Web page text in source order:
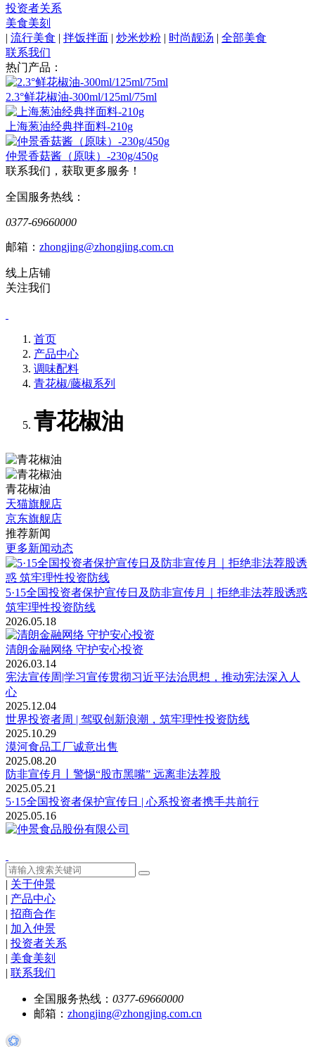
投资者关系
美食美刻
| 流行美食 | 拌饭拌面 | 炒米炒粉 | 时尚靓汤 | 全部美食
联系我们
热门产品：
2.3°鲜花椒油-300ml/125ml/75ml
上海葱油经典拌面料-210g
仲景香菇酱（原味）-230g/450g
联系我们，获取更多服务！
全国服务热线：
0377-69660000
邮箱： zhongjing@zhongjing.com.cn
线上店铺
关注我们
首页
产品中心
调味配料
青花椒/藤椒系列
青花椒油
青花椒油
天猫旗舰店
京东旗舰店
推荐新闻
更多新闻动态
5·15全国投资者保护宣传日及防非宣传月｜拒绝非法荐股诱惑
筑牢理性投资防线
2026.05.18
清朗金融网络 守护安心投资
2026.03.14
宪法宣传周|学习宣传贯彻习近平法治思想，推动宪法深入人
心
2025.12.04
世界投资者周 | 驾驭创新浪潮，筑牢理性投资防线
2025.10.29
漠河食品工厂诚意出售
2025.08.20
防非宣传月丨警惕“股市黑嘴” 远离非法荐股
2025.05.21
5·15全国投资者保护宣传日 | 心系投资者携手共前行
2025.05.16
| 关于仲景
| 产品中心
| 招商合作
| 加入仲景
| 投资者关系
| 美食美刻
| 联系我们
全国服务热线： 0377-69660000
邮箱： zhongjing@zhongjing.com.cn